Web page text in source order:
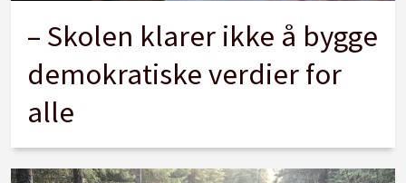
– Skolen klarer ikke å bygge
demokratiske verdier for
alle